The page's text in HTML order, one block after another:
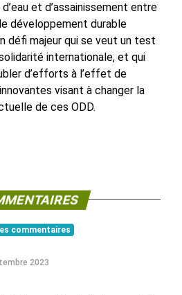
et d’assainissement entre
développement durable
défi majeur qui se veut un test
internationale, et qui
d’efforts à l’effet de
visant à changer la
de ces ODD.
commentaires
2023